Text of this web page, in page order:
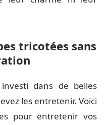
tricotées sans
dans de belles
les entretenir. Voici
pour entretenir vos